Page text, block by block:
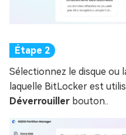
Sélectionnez le disque ou
laquelle BitLocker est
Déverrouiller bouton..